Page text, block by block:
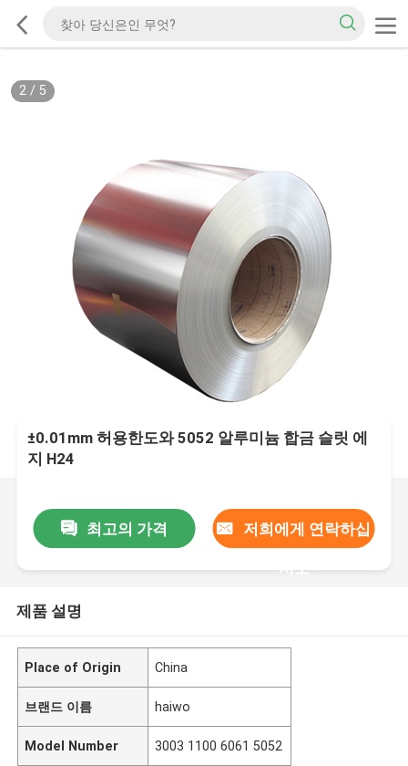
2/ 5
±0.01mm 허용한도와 5052 알루미늄 합금 슬릿 에
지 H24
최고의 가격 저희에게 연락하십
시오
제품 설명
Place of Origin China
브랜드 이름 haiwo
Model Number 3003 1100 6061 5052